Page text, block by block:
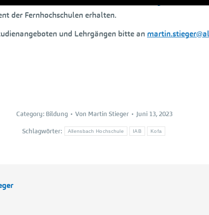
der Fernhochschulen erhalten.
und Lehrgängen bitte an
Category: Bildung Von Martin Stieger Juni 13, 2023
Schlagwörter: Allensbach Hochschule IAB Kofa